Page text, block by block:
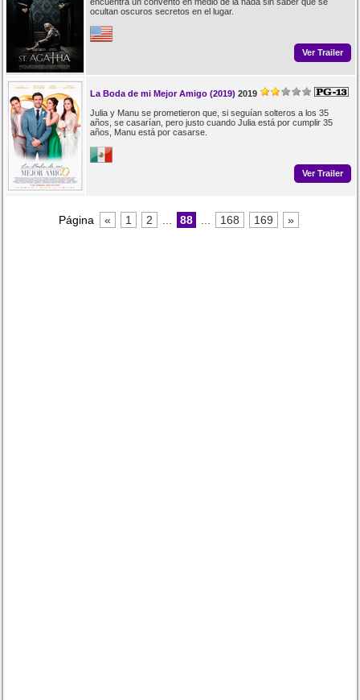
ocultan oscuros secretos en el lugar.
Ver Trailer
La Boda de mi Mejor Amigo (2019) 2019
Julia y Manu se prometieron que, si seguían solteros a los 35
años, se casarían, pero justo cuando Julia está por cumplir 35
años, Manu está por casarse.
Ver Trailer
Página « 1 2 88 168 169 »